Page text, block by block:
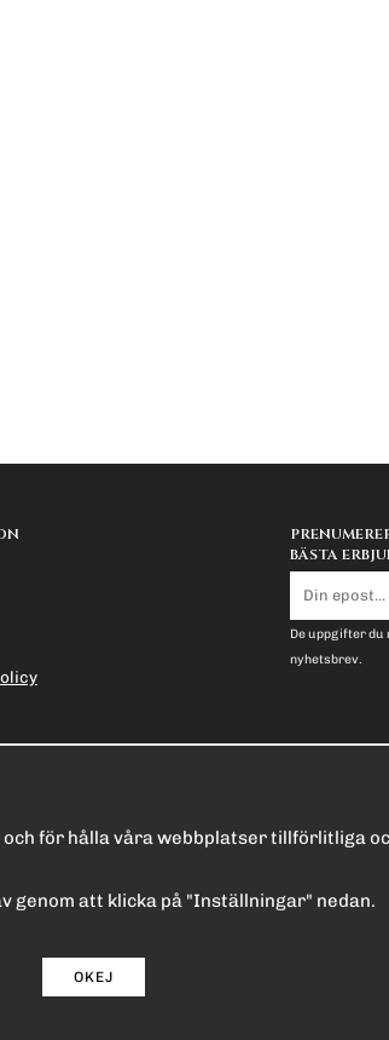
BÄSTA
postadress
De uppgifter du
nyhetsbrev.
för hålla våra webbplatser tillförlitliga
genom att klicka på "Inställningar" nedan.
OKEJ